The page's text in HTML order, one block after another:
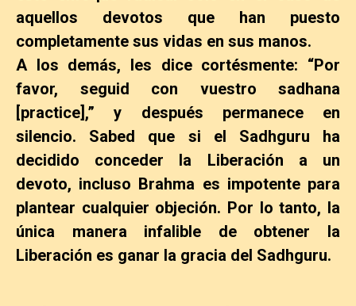
aquellos devotos que han puesto
completamente sus vidas en sus manos.
A los demás, les dice cortésmente: “Por
favor, seguid con vuestro sadhana
[practice],” y después permanece en
silencio. Sabed que si el Sadhguru ha
decidido conceder la Liberación a un
devoto, incluso Brahma es impotente para
plantear cualquier objeción. Por lo tanto, la
única manera infalible de obtener la
Liberación es ganar la gracia del Sadhguru.